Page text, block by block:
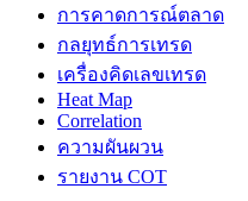
การคาดการณ์ตลาด
กลยุทธ์การเทรด
เครื่องคิดเลขเทรด
Heat Map
Correlation
ความผันผวน
รายงาน COT